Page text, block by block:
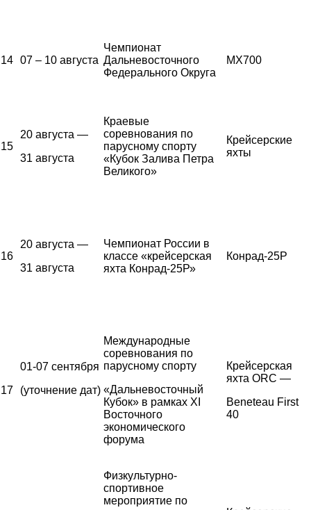
14 07 – 10 августа
Чемпионат
Дальневосточного
Федерального Округа
MX700
15
20 августа —
31 августа
Краевые
соревнования по
парусному спорту
«Кубок Залива Петра
Великого»
Крейсерские
яхты
16
20 августа —
31 августа
Чемпионат России в
классе «крейсерская
яхта Конрад-25Р»
Конрад-25Р
17
01-07 сентября
(уточнение дат)
Международные
соревнования по
парусному спорту
«Дальневосточный
Кубок» в рамках XI
Восточного
экономического
форума
Крейсерская
яхта ORC —
Beneteau First
40
Физкультурно-
спортивное
мероприятие по